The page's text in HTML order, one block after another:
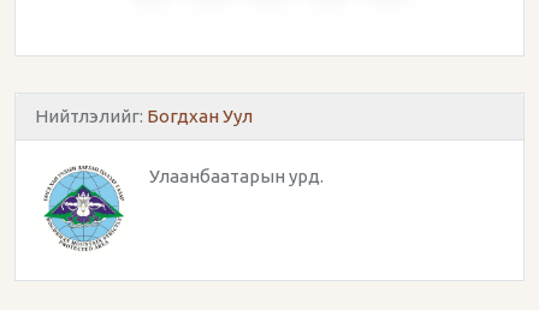
Нийтлэлийг: Богдхан Уул
Улаанбаатарын урд.